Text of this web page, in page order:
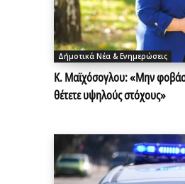
Δήμοτικά Νέα & Ενημερώσεις
Κ. Μαϊχόσογλου: «Μην
θέτετε υψηλούς στόχους»